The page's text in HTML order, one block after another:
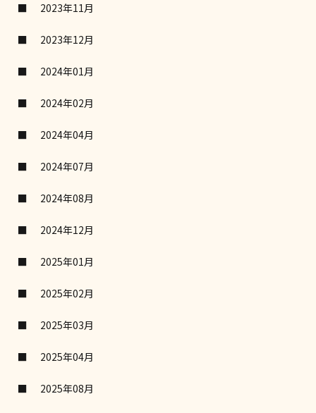
2023年11月
2023年12月
2024年01月
2024年02月
2024年04月
2024年07月
2024年08月
2024年12月
2025年01月
2025年02月
2025年03月
2025年04月
2025年08月